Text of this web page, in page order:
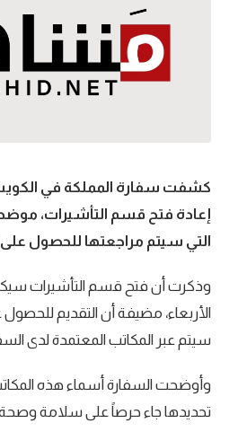
كشفت سفارة المملكة في الكويت،
إعادة فتح قسم التأشيرات،
التي سيتم مراجعتها للحصول على
وذكرت أن فتح قسم التأشيرات
الأربعاء، مضيفة أن التقديم
سيتم عبر المكاتب المعتمدة لدى
وأوضحت السفارة أسماء هذه
تحديدها جاء حرصاً على سلامة وصحة